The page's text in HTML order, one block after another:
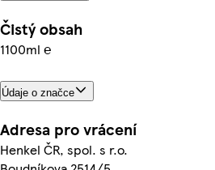
Čistý obsah
1100ml ℮
Údaje o značce
Adresa pro vrácení
Henkel ČR, spol. s r.o.